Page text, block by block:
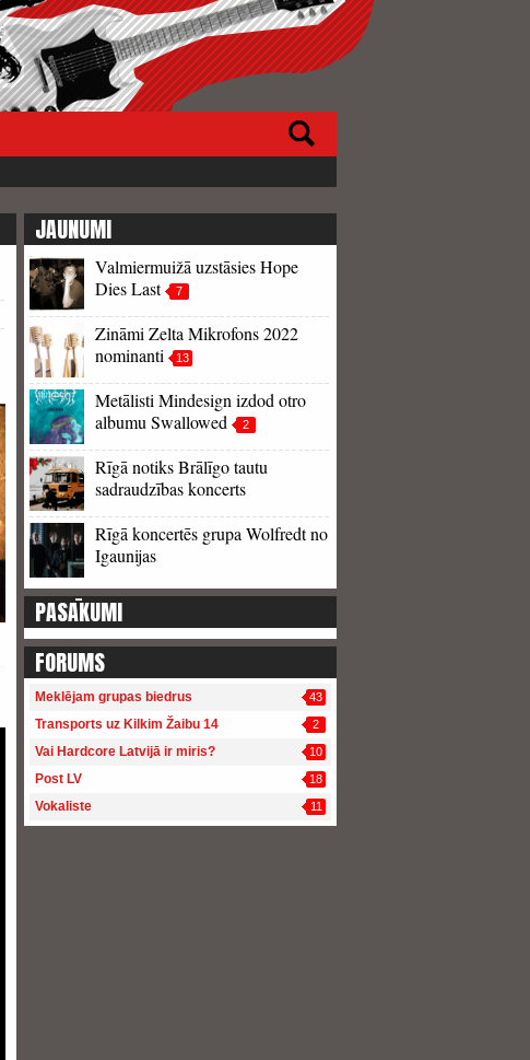
JAUNUMI
Valmiermuižā uzstāsies Hope
Dies Last
7
Zināmi Zelta Mikrofons 2022
nominanti
13
Metālisti Mindesign izdod otro
albumu Swallowed
2
Rīgā notiks Brālīgo tautu
sadraudzības koncerts
Rīgā koncertēs grupa Wolfredt no
Igaunijas
PASĀKUMI
FORUMS
Meklējam grupas biedrus 43
Transports uz Kilkim Žaibu 14 2
Vai Hardcore Latvijā ir miris? 10
Post LV 18
Vokaliste 11